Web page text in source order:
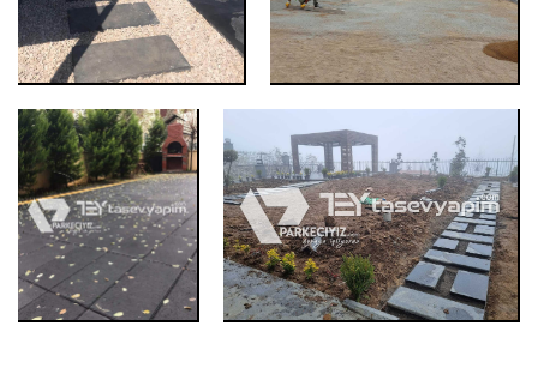
Köşk Beton Plak Döşeme
Köşk Beton Plak